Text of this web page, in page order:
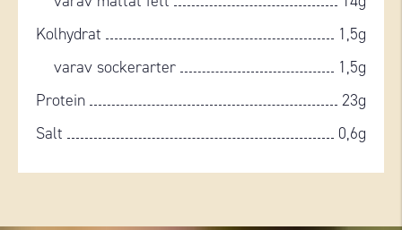
Kolhydrat
1,5g
varav sockerarter
1,5g
Protein
23g
Salt
0,6g